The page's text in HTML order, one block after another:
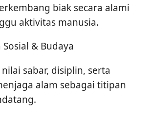
biak secara alami
aktivitas manusia.
& Budaya
sabar, disiplin, serta
alam sebagai titipan